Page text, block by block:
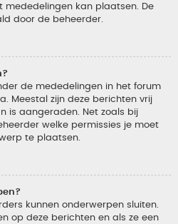
mededelingen kan plaatsen. De
door de beheerder.
de mededelingen in het forum
Meestal zijn deze berichten vrij
is aangeraden. Net zoals bij
welke permissies je moet
te plaatsen.
kunnen onderwerpen sluiten.
op deze berichten en als ze een